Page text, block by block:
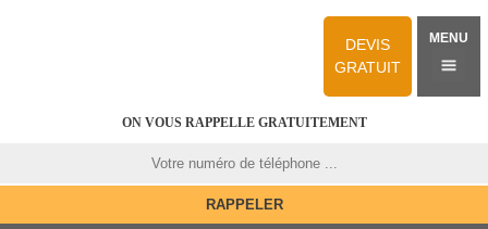
DEVIS
GRATUIT
MENU
ON VOUS RAPPELLE GRATUITEMENT